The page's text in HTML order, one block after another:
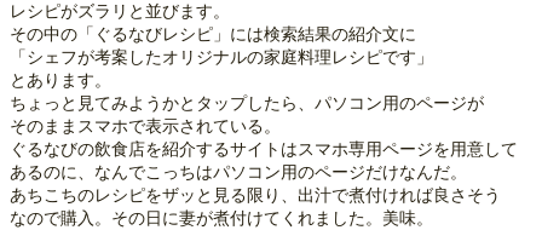
レシピがズラリと並びます。
その中の「ぐるなびレシピ」には検索結果の紹介文に
「シェフが考案したオリジナルの家庭料理レシピです」
とあります。
ちょっと見てみようかとタップしたら、パソコン用のページが
そのままスマホで表示されている。
ぐるなびの飲食店を紹介するサイトはスマホ専用ページを用意して
あるのに、なんでこっちはパソコン用のページだけなんだ。
あちこちのレシピをザッと見る限り、出汁で煮付ければ良さそう
なので購入。その日に妻が煮付けてくれました。美味。